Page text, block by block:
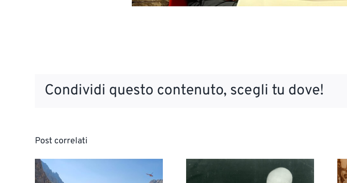
Condividi questo contenuto, scegli tu dove!
Post correlati